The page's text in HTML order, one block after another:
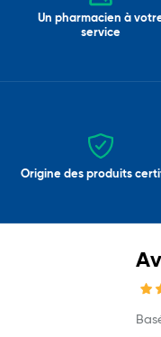
Un pharmacien à
service
Origine des produits